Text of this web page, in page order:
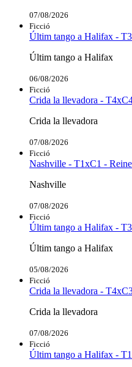
07/08/2026
Ficció
Últim tango a Halifax -
Últim tango a Halifax
06/08/2026
Ficció
Crida la llevadora -
Crida la llevadora
07/08/2026
Ficció
Nashville - T1xC1 -
Nashville
07/08/2026
Ficció
Últim tango a Halifax -
Últim tango a Halifax
05/08/2026
Ficció
Crida la llevadora -
Crida la llevadora
07/08/2026
Ficció
Últim tango a Halifax -